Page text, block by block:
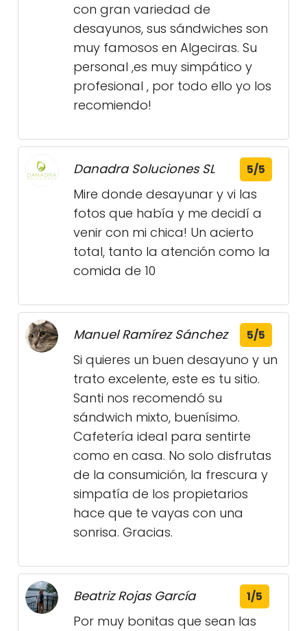
con gran variedad de
desayunos, sus sándwiches son
muy famosos en Algeciras. Su
personal ,es muy simpático y
profesional , por todo ello yo los
recomiendo!
Danadra Soluciones SL 5/5
Mire donde desayunar y vi las
fotos que había y me decidí a
venir con mi chica! Un acierto
total, tanto la atención como la
comida de 10
Manuel Ramírez Sánchez 5/5
Si quieres un buen desayuno y un
trato excelente, este es tu sitio.
Santi nos recomendó su
sándwich mixto, buenísimo.
Cafetería ideal para sentirte
como en casa. No solo disfrutas
de la consumición, la frescura y
simpatía de los propietarios
hace que te vayas con una
sonrisa. Gracias.
Beatriz Rojas García 1/5
Por muy bonitas que sean las